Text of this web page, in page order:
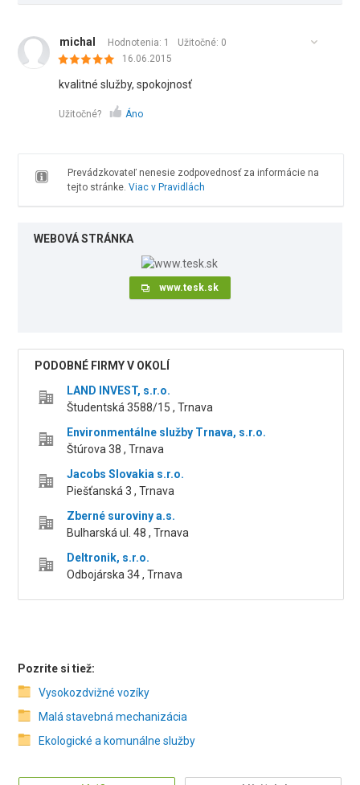
michal Hodnotenia: 1 Užitočné: 0
16.06.2015
kvalitné služby, spokojnosť
Užitočné? Áno
Prevádzkovateľ nenesie zodpovednosť za informácie na
tejto stránke. Viac v Pravidlách
WEBOVÁ STRÁNKA
www.tesk.sk
PODOBNÉ FIRMY V OKOLÍ
LAND INVEST, s.r.o.
Študentská 3588/15 , Trnava
Environmentálne služby Trnava, s.r.o.
Štúrova 38 , Trnava
Jacobs Slovakia s.r.o.
Piešťanská 3 , Trnava
Zberné suroviny a.s.
Bulharská ul. 48 , Trnava
Deltronik, s.r.o.
Odbojárska 34 , Trnava
Pozrite si tiež:
Vysokozdvižné vozíky
Malá stavebná mechanizácia
Ekologické a komunálne služby